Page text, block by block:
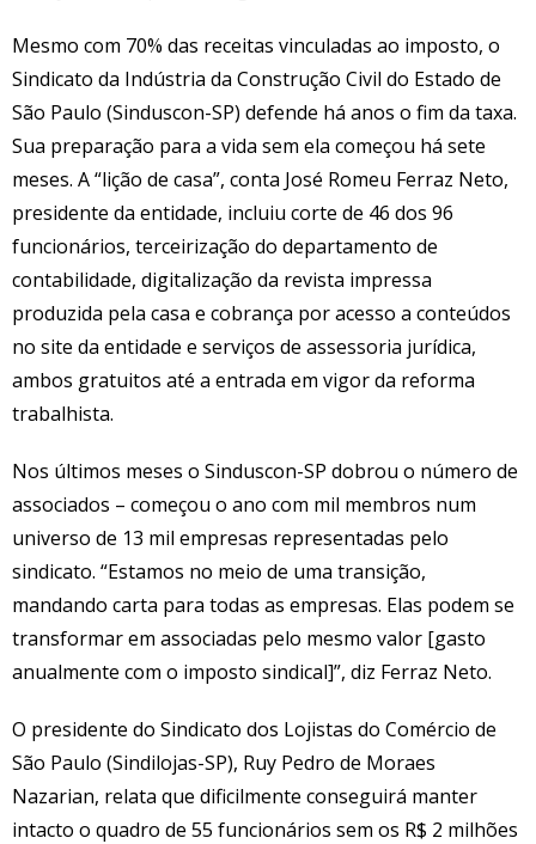
Mesmo com 70% das receitas vinculadas ao imposto, o
Sindicato da Indústria da Construção Civil do Estado de
São Paulo (Sinduscon-SP) defende há anos o fim da taxa.
Sua preparação para a vida sem ela começou há sete
meses. A “lição de casa”, conta José Romeu Ferraz Neto,
presidente da entidade, incluiu corte de 46 dos 96
funcionários, terceirização do departamento de
contabilidade, digitalização da revista impressa
produzida pela casa e cobrança por acesso a conteúdos
no site da entidade e serviços de assessoria jurídica,
ambos gratuitos até a entrada em vigor da reforma
trabalhista.
Nos últimos meses o Sinduscon-SP dobrou o número de
associados – começou o ano com mil membros num
universo de 13 mil empresas representadas pelo
sindicato. “Estamos no meio de uma transição,
mandando carta para todas as empresas. Elas podem se
transformar em associadas pelo mesmo valor [gasto
anualmente com o imposto sindical]”, diz Ferraz Neto.
O presidente do Sindicato dos Lojistas do Comércio de
São Paulo (Sindilojas-SP), Ruy Pedro de Moraes
Nazarian, relata que dificilmente conseguirá manter
intacto o quadro de 55 funcionários sem os R$ 2 milhões